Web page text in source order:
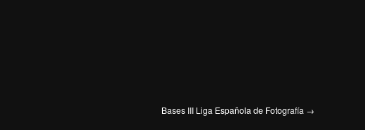
Bases III Liga Española de Fotografía →